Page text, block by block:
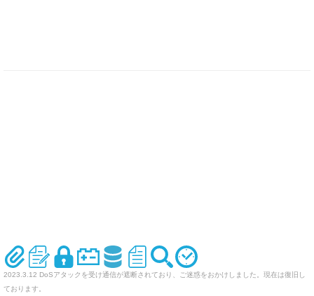
2023.3.12 DoSアタックを受け通信が遮断されており、ご迷惑をおかけしました。現在は復旧し
ております。